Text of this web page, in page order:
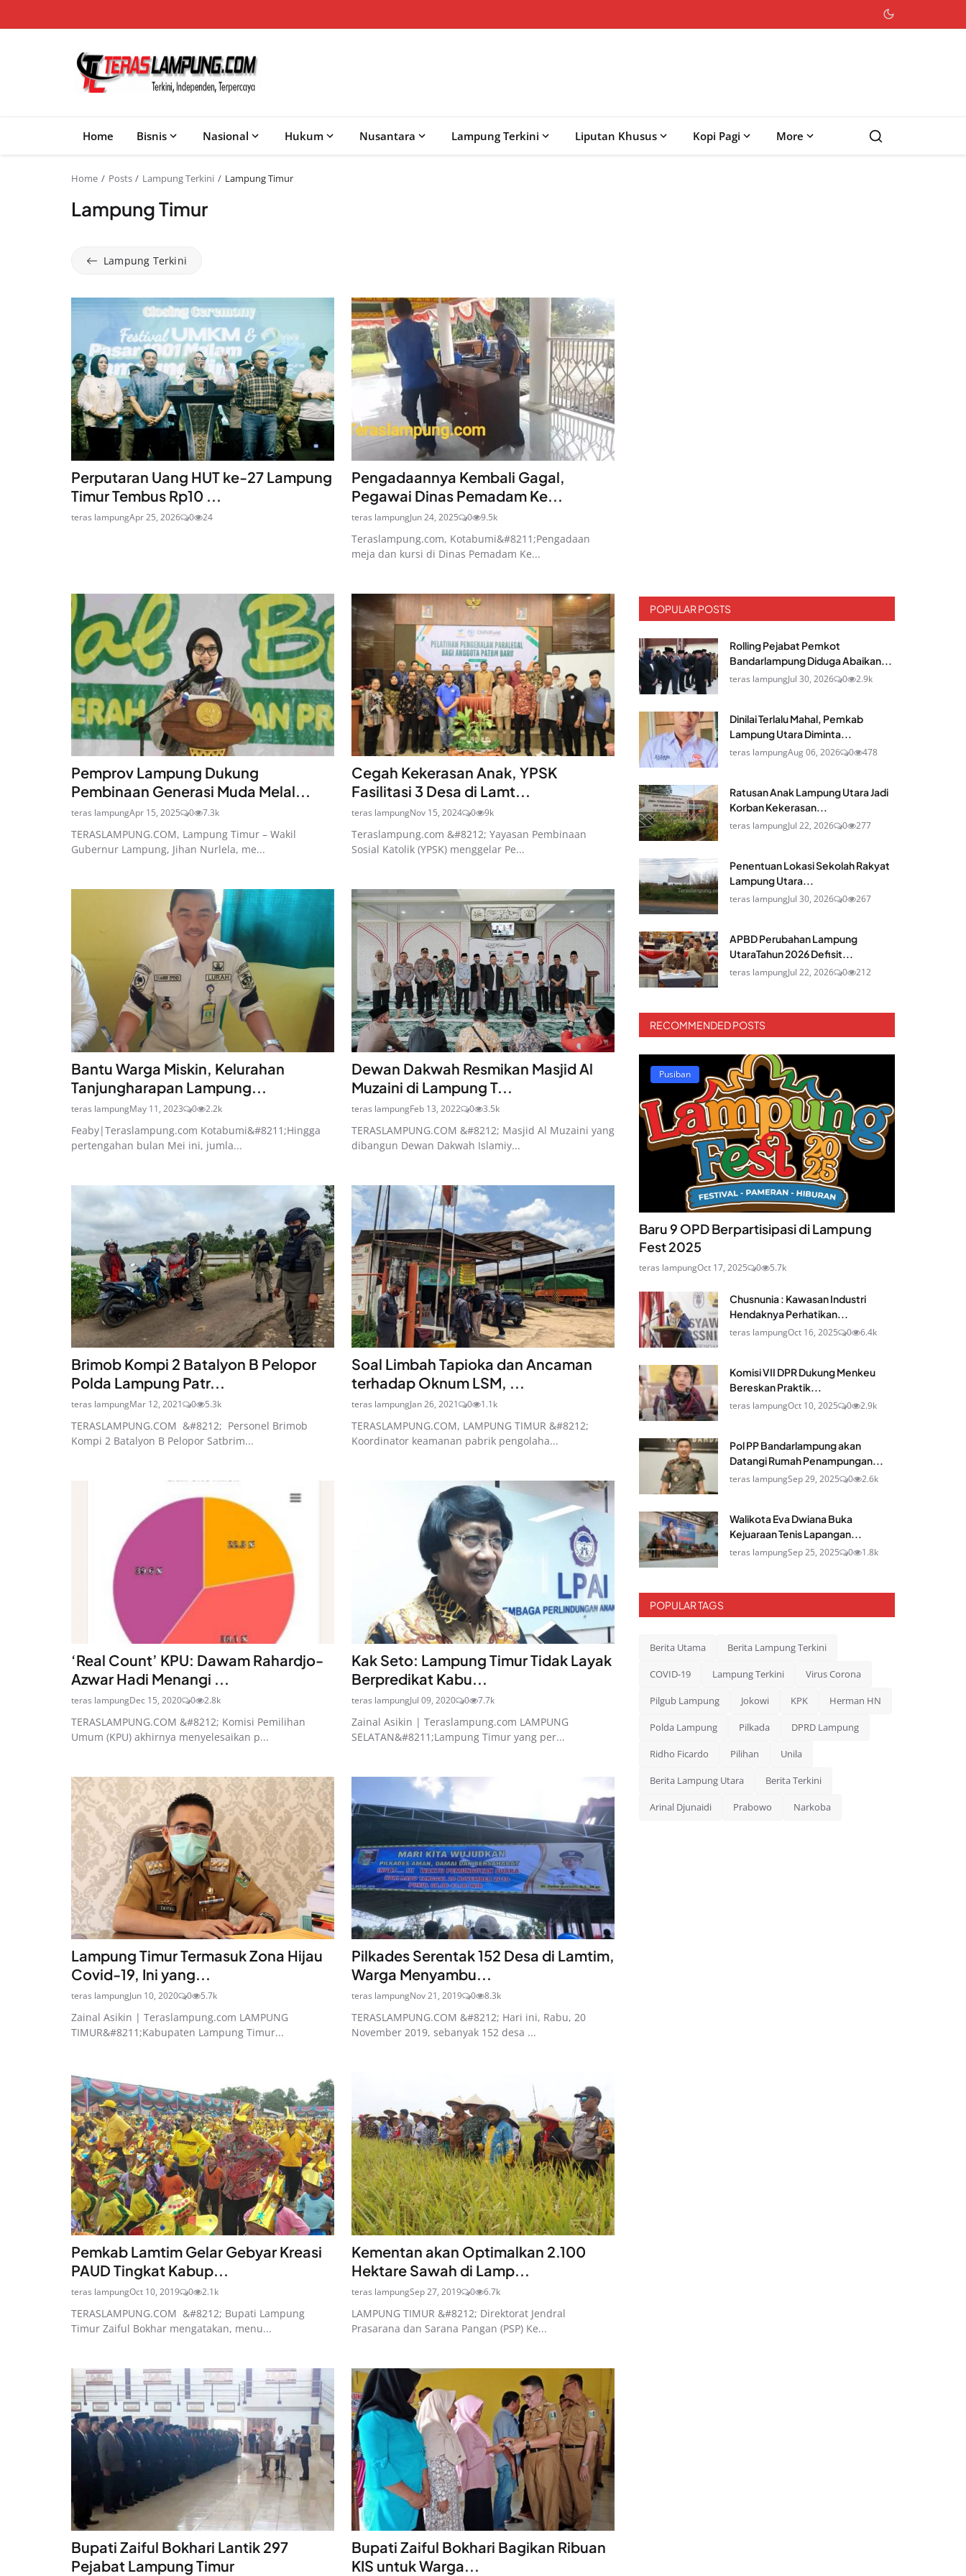
Home Bisnis Nasional Hukum Nusantara Lampung Terkini Liputan Khusus Kopi Pagi More
Home Posts Lampung Terkini Lampung Timur
Lampung Timur
Lampung Terkini
Perputaran Uang HUT ke-27 Lampung
Timur Tembus Rp10 ...
teras lampungApr 25, 2026 0 24
Pengadaannya Kembali Gagal,
Pegawai Dinas Pemadam Ke...
teras lampungJun 24, 2025 0 9.5k
Teraslampung.com, Kotabumi&#8211;Pengadaan
meja dan kursi di Dinas Pemadam Ke...
Pemprov Lampung Dukung
Pembinaan Generasi Muda Melal...
teras lampungApr 15, 2025 0 7.3k
TERASLAMPUNG.COM, Lampung Timur – Wakil
Gubernur Lampung, Jihan Nurlela, me...
Cegah Kekerasan Anak, YPSK
Fasilitasi 3 Desa di Lamt...
teras lampungNov 15, 2024 0 9k
Teraslampung.com &#8212; Yayasan Pembinaan
Sosial Katolik (YPSK) menggelar Pe...
Bantu Warga Miskin, Kelurahan
Tanjungharapan Lampung...
teras lampungMay 11, 2023 0 2.2k
Feaby|Teraslampung.com Kotabumi&#8211;Hingga
pertengahan bulan Mei ini, jumla...
Dewan Dakwah Resmikan Masjid Al
Muzaini di Lampung T...
teras lampungFeb 13, 2022 0 3.5k
TERASLAMPUNG.COM &#8212; Masjid Al Muzaini yang
dibangun Dewan Dakwah Islamiy...
Brimob Kompi 2 Batalyon B Pelopor
Polda Lampung Patr...
teras lampungMar 12, 2021 0 5.3k
TERASLAMPUNG.COM &#8212; Personel Brimob
Kompi 2 Batalyon B Pelopor Satbrim...
Soal Limbah Tapioka dan Ancaman
terhadap Oknum LSM, ...
teras lampungJan 26, 2021 0 1.1k
TERASLAMPUNG.COM, LAMPUNG TIMUR &#8212;
Koordinator keamanan pabrik pengolaha...
‘Real Count’ KPU: Dawam Rahardjo-
Azwar Hadi Menangi ...
teras lampungDec 15, 2020 0 2.8k
TERASLAMPUNG.COM &#8212; Komisi Pemilihan
Umum (KPU) akhirnya menyelesaikan p...
Kak Seto: Lampung Timur Tidak Layak
Berpredikat Kabu...
teras lampungJul 09, 2020 0 7.7k
Zainal Asikin | Teraslampung.com LAMPUNG
SELATAN&#8211;Lampung Timur yang per...
Lampung Timur Termasuk Zona Hijau
Covid-19, Ini yang...
teras lampungJun 10, 2020 0 5.7k
Zainal Asikin | Teraslampung.com LAMPUNG
TIMUR&#8211;Kabupaten Lampung Timur...
Pilkades Serentak 152 Desa di Lamtim,
Warga Menyambu...
teras lampungNov 21, 2019 0 8.3k
TERASLAMPUNG.COM &#8212; Hari ini, Rabu, 20
November 2019, sebanyak 152 desa ...
Pemkab Lamtim Gelar Gebyar Kreasi
PAUD Tingkat Kabup...
teras lampungOct 10, 2019 0 2.1k
TERASLAMPUNG.COM &#8212; Bupati Lampung
Timur Zaiful Bokhar mengatakan, menu...
Kementan akan Optimalkan 2.100
Hektare Sawah di Lamp...
teras lampungSep 27, 2019 0 6.7k
LAMPUNG TIMUR &#8212; Direktorat Jendral
Prasarana dan Sarana Pangan (PSP) Ke...
Bupati Zaiful Bokhari Lantik 297
Pejabat Lampung Timur
Bupati Zaiful Bokhari Bagikan Ribuan
KIS untuk Warga...
POPULAR POSTS
Rolling Pejabat Pemkot
Bandarlampung Diduga Abaikan...
teras lampungJul 30, 2026 0 2.9k
Dinilai Terlalu Mahal, Pemkab
Lampung Utara Diminta...
teras lampungAug 06, 2026 0 478
Ratusan Anak Lampung Utara Jadi
Korban Kekerasan...
teras lampungJul 22, 2026 0 277
Penentuan Lokasi Sekolah Rakyat
Lampung Utara...
teras lampungJul 30, 2026 0 267
APBD Perubahan Lampung
UtaraTahun 2026 Defisit...
teras lampungJul 22, 2026 0 212
RECOMMENDED POSTS
Pusiban
Baru 9 OPD Berpartisipasi di Lampung
Fest 2025
teras lampungOct 17, 2025 0 5.7k
Chusnunia : Kawasan Industri
Hendaknya Perhatikan...
teras lampungOct 16, 2025 0 6.4k
Komisi VII DPR Dukung Menkeu
Bereskan Praktik...
teras lampungOct 10, 2025 0 2.9k
Pol PP Bandarlampung akan
Datangi Rumah Penampungan...
teras lampungSep 29, 2025 0 2.6k
Walikota Eva Dwiana Buka
Kejuaraan Tenis Lapangan...
teras lampungSep 25, 2025 0 1.8k
POPULAR TAGS
Berita Utama Berita Lampung Terkini
COVID-19 Lampung Terkini Virus Corona
Pilgub Lampung Jokowi KPK Herman HN
Polda Lampung Pilkada DPRD Lampung
Ridho Ficardo Pilihan Unila
Berita Lampung Utara Berita Terkini
Arinal Djunaidi Prabowo Narkoba